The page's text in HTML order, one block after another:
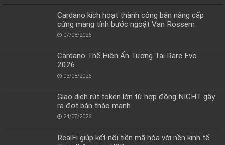
Cardano kích hoạt thành công bản nâng cấp
cứng mang tính bước ngoặt Van Rossem
07/08/2026
Cardano Thể Hiện Ấn Tượng Tại Rare Evo
2026
03/08/2026
Giao dịch rút token lớn từ hợp đồng NIGHT gây
ra đợt bán tháo mạnh
24/07/2026
RealFi giúp kết nối tiền mã hóa với nền kinh tế